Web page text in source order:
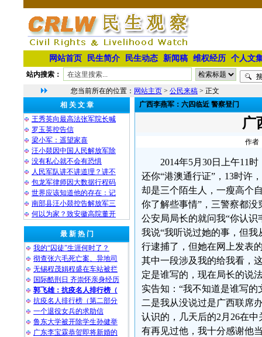
网站首页 民生简介 民生动态 新闻稿 维权经历 个人文
站内搜索：
您当前所在的位置： 网站主页 > 公民来稿 > 正文
相 关 文 章
王秀英向最高法张军院长喊
罗玉英控告信
梁小军：遥望家喜
汪小燚因中国人民解放军除
没有私心就不会有恐惧
人民军队讲不讲道理？讲不
包龙军律师因大数据行程码
世界应该知道他的存在：记
南部县汪小燚控告解放军三
何以为家？致安徽高院董开
最 新 热 门
我的“囚徒”生涯何时了？
彻查张六毛死亡案、异地司
无锡程茂娟程盛在车站被拦
国际酷刑日 齐崇怀亲身经历
郭飞雄：抗疫名人排行榜（
抗疫名人排行榜（第二部分
一个退役女兵的求助信
鲁东大学被开除学生孙健举
广东李宝霖恭贺即将新婚的
广西李燕军：六四临近 警察登门
广
作者
2014年5月30日上午11
还你“港澳通行证”，13时许
却是三个陌生人，一瘦高个
你了解些事情”，三警察都
公安局局长的就问我“你认识
我说“我听说过她的事，但
行逮捕了，但她在网上发表
其中一段涉及我的给我看，
定是谁写的，现在局长的说
实告知：“我不知道是谁写
二是我从没说过是广西联席
认识的，几天后的2月26在
有再见过他，我十分感谢他